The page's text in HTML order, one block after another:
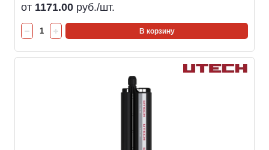
от 1171.00 руб./шт.
В корзину